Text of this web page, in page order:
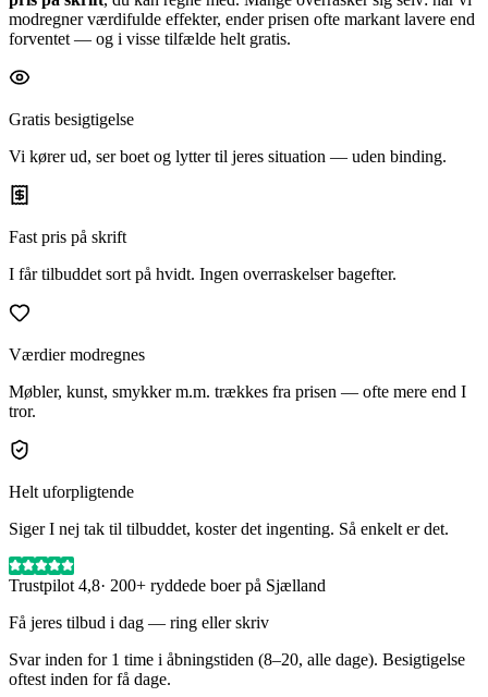
modregner værdifulde effekter, ender prisen ofte markant lavere end
forventet — og i visse tilfælde helt gratis.
Gratis besigtigelse
Vi kører ud, ser boet og lytter til jeres situation — uden binding.
Fast pris på skrift
I får tilbuddet sort på hvidt. Ingen overraskelser bagefter.
Værdier modregnes
Møbler, kunst, smykker m.m. trækkes fra prisen — ofte mere end I
tror.
Helt uforpligtende
Siger I nej tak til tilbuddet, koster det ingenting. Så enkelt er det.
Trustpilot 4,8· 200+ ryddede boer på Sjælland
Få jeres tilbud i dag — ring eller skriv
Svar inden for 1 time i åbningstiden (8–20, alle dage). Besigtigelse
oftest inden for få dage.